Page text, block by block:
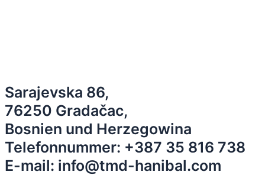
Sarajevska 86,
76250 Gradačac,
Bosnien und Herzegowina
Telefonnummer: +387 35 816 738
E-mail: info@tmd-hanibal.com